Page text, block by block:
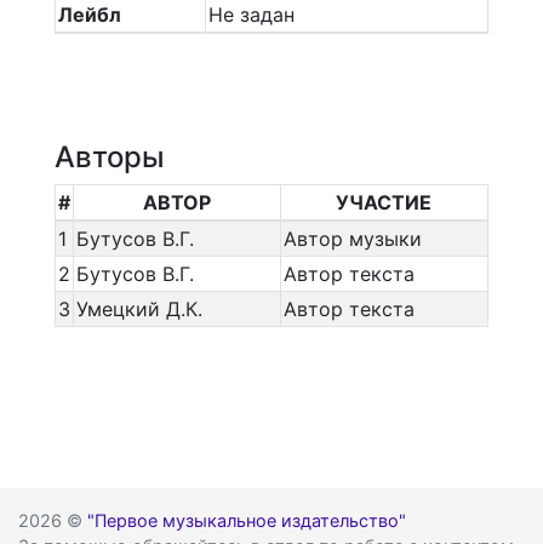
Лейбл
Не задан
Авторы
# АВТОР
УЧАСТИЕ
1 Бутусов В.Г.
Автор музыки
2 Бутусов В.Г.
Автор текста
3 Умецкий Д.К. Автор текста
2026 © "Первое музыкальное издательство"